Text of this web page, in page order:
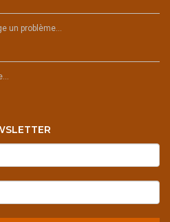
un problème…